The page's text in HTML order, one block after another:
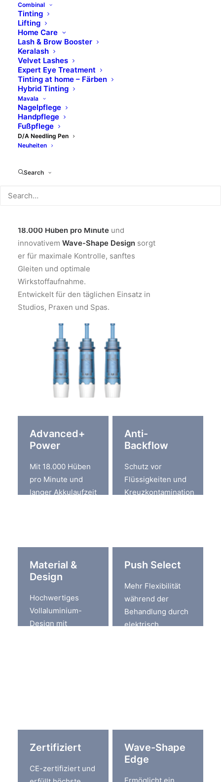
Combinal
Tinting
Lifting
Home Care
Lash & Brow Booster
Keralash
Velvet Lashes
Expert Eye Treatment
Tinting at home – Färben
Hybrid Tinting
Mavala
Nagelpflege
Handpflege
Fußpflege
D/A Needling Pen
Neuheiten
Search
Zuverlässige
Leistung
Microneedling-Behandlungen auf
18.000 Hüben pro Minute und
innovativem Wave-Shape Design sorgt
er für maximale Kontrolle, sanftes
Gleiten und optimale
Wirkstoffaufnahme.
Entwickelt für den täglichen Einsatz in
Studios, Praxen und Spas.
Advanced+
Power
Mit 18.000 Hüben
pro Minute und
langer Akkulaufzeit
Anti-
Backflow
Schutz vor
Flüssigkeiten und
Kreuzkontamination
Material &
Design
Hochwertiges
Vollaluminium-
Design mit
Push Select
Mehr Flexibilität
während der
Behandlung durch
elektrisch
Zertifiziert
CE-zertifiziert und
Wave-Shape
Edge